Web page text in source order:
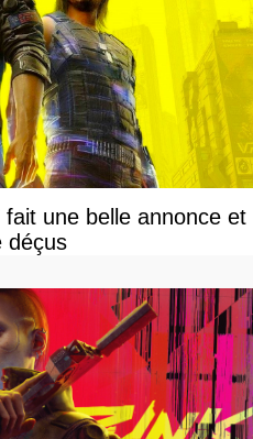
une belle annonce et
déçus